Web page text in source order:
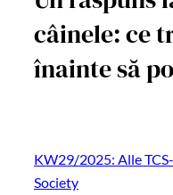
câinele: ce
înainte să
KW29/2025: Alle
Society